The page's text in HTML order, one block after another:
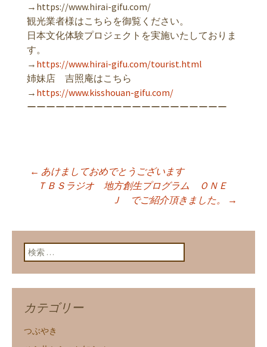
→https://www.hirai-gifu.com/
観光業者様はこちらを御覧ください。
日本文化体験プロジェクトを実施いたしておりま
す。
→ https://www.hirai-gifu.com/tourist.html
姉妹店 吉照庵はこちら
→ https://www.kisshouan-gifu.com/
ーーーーーーーーーーーーーーーーーーーーー
投稿ナビゲーショ
ン
← あけましておめでとうございます
ＴＢＳラジオ 地方創生プログラム ＯＮＥ
Ｊ でご紹介頂きました。
→
検索:
カテゴリー
つぶやき